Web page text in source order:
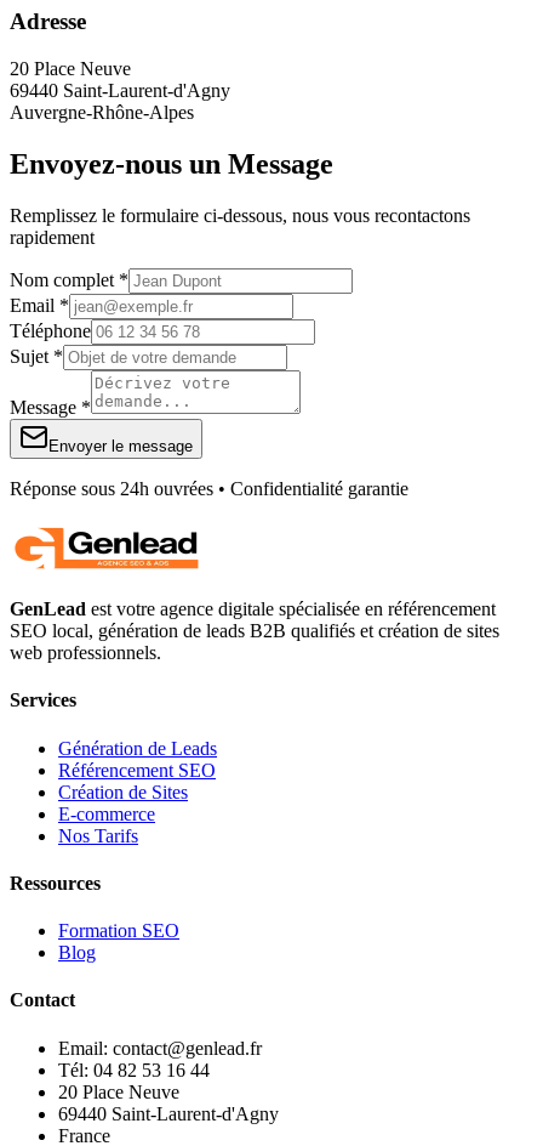
Adresse
20 Place Neuve
69440 Saint-Laurent-d'Agny
Auvergne-Rhône-Alpes
Envoyez-nous un Message
Remplissez le formulaire ci-dessous, nous vous recontactons
rapidement
Nom complet *
Email *
Téléphone
Sujet *
Message *
Envoyer le message
Réponse sous 24h ouvrées • Confidentialité garantie
GenLead est votre agence digitale spécialisée en référencement
SEO local, génération de leads B2B qualifiés et création de sites
web professionnels.
Services
Génération de Leads
Référencement SEO
Création de Sites
E-commerce
Nos Tarifs
Ressources
Formation SEO
Blog
Contact
Email: contact@genlead.fr
Tél: 04 82 53 16 44
20 Place Neuve
69440 Saint-Laurent-d'Agny
France